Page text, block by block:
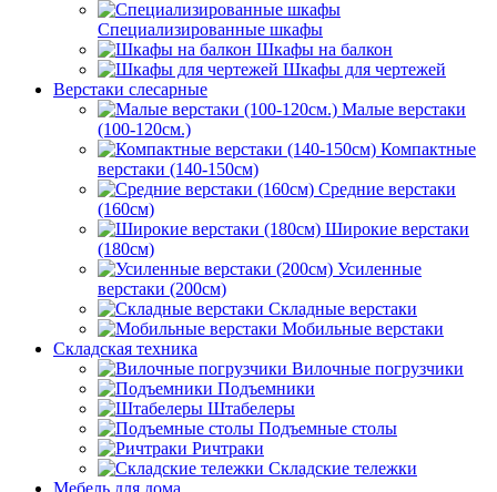
Специализированные шкафы
Шкафы на балкон
Шкафы для чертежей
Верстаки слесарные
Малые верстаки
(100-120см.)
Компактные
верстаки (140-150см)
Средние верстаки
(160см)
Широкие верстаки
(180см)
Усиленные
верстаки (200см)
Складные верстаки
Мобильные верстаки
Складская техника
Вилочные погрузчики
Подъемники
Штабелеры
Подъемные столы
Ричтраки
Складские тележки
Мебель для дома